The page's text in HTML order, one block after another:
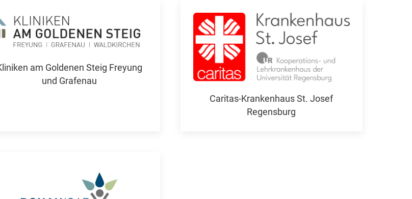
am Goldenen Steig Freyung
und Grafenau
Caritas-Krankenhaus St. Josef
Regensburg